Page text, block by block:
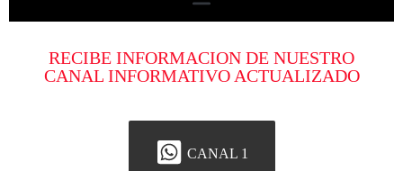
RECIBE INFORMACION DE NUESTRO
CANAL INFORMATIVO ACTUALIZADO
CANAL 1